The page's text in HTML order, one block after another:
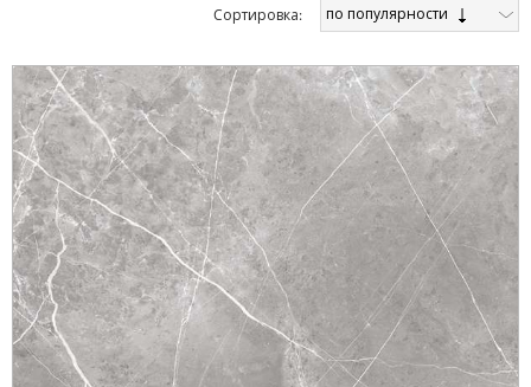
Cортировка: по популярности